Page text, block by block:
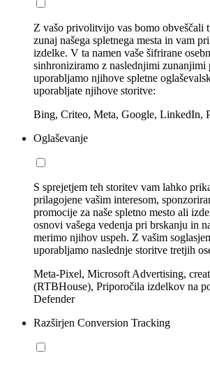
Z vašo privolitvijo vas bomo obveščali
zunaj našega spletnega mesta in vam
izdelke. V ta namen vaše šifrirane
sinhroniziramo z naslednjimi
uporabljamo njihove spletne
uporabljate njihove storitve:
Bing, Criteo, Meta, Google, LinkedIn,
Oglaševanje
S sprejetjem teh storitev vam lahko
prilagojene vašim interesom,
promocije za naše spletno mesto ali
osnovi vašega vedenja pri brskanju in
merimo njihov uspeh. Z vašim
uporabljamo naslednje storitve tretjih
Meta-Pixel, Microsoft Advertising,
(RTBHouse), Priporočila izdelkov na
Defender
Razširjen Conversion Tracking